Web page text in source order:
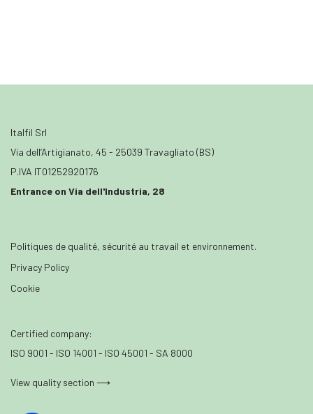
Italfil Srl
Via dell’Artigianato, 45 - 25039 Travagliato (BS)
P.IVA IT01252920176
Entrance on Via dell'Industria, 28
Politiques de qualité, sécurité au travail et environnement.
Privacy Policy
Cookie
Certified company:
ISO 9001 - ISO 14001 - ISO 45001 - SA 8000
View quality section ⟶